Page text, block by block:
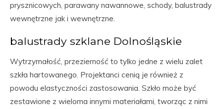
prysznicowych, parawany nawannowe, schody, balustrady
wewnętrzne jak i wewnętrzne.
balustrady szklane Dolnośląskie
Wytrzymałość, przezierność to tylko jedne z wielu zalet
szkła hartowanego. Projektanci cenią je również z
powodu elastyczności zastosowania. Szkło może być
zestawione z wieloma innymi materiałami, tworząc z nimi